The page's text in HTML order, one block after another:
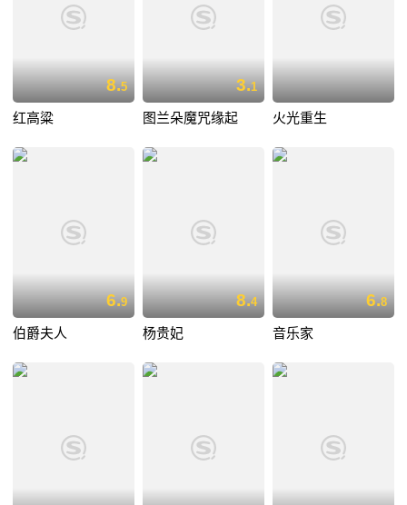
8.5
红高粱
3.1
图兰朵魔咒缘起 火光重生
6.9
伯爵夫人
8.4
杨贵妃
6.8
音乐家